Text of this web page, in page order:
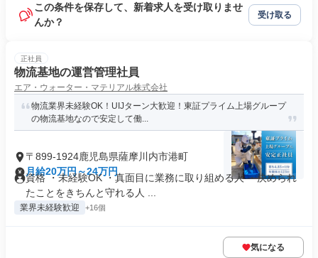
この条件を保存して、新着求人を受け取りませ
んか？
受け取る
正社員
物流基地の運営管理社員
エア・ウォーター・マテリアル株式会社
物流業界未経験OK！UIJターン大歓迎！東証プライム上場グループ
の物流基地なので安定して働...
〒899-1924鹿児島県薩摩川内市港町
月給20万円～24万円
資格 ・未経験OK ・真面目に業務に取り組める人 ・決められ
たことをきちんと守れる人 ...
業界未経験歓迎 +16個
気になる